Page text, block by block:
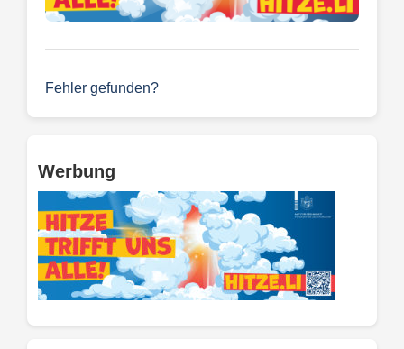
Fehler gefunden?
Werbung